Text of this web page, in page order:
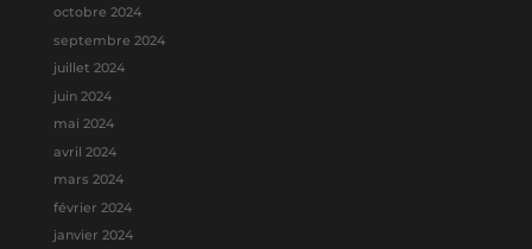
octobre 2024
septembre 2024
juillet 2024
juin 2024
mai 2024
avril 2024
mars 2024
février 2024
janvier 2024